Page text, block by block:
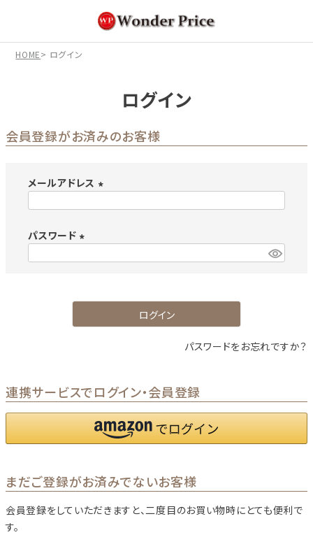
HOME ログイン
ログイン
会員登録がお済みのお客様
メールアドレス
(
パスワード
(
ログイン
パスワードをお忘れですか？
連携サービスでログイン・会員登録
まだご登録がお済みでないお客様
会員登録をしていただきますと、二度目のお買い物時にとても便利で
す。